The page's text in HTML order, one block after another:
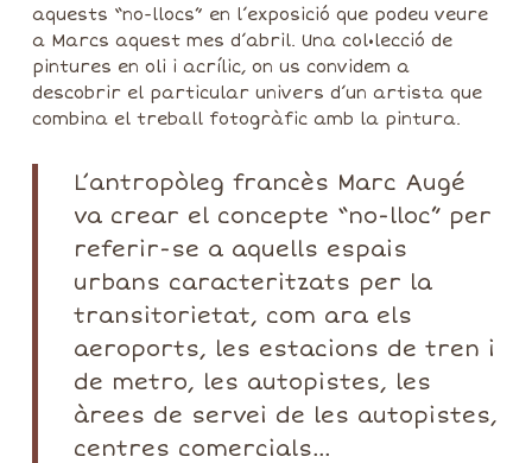
aquests “no-llocs” en l’exposició que podeu veure
a Marcs aquest mes d’abril. Una col•lecció de
pintures en oli i acrílic, on us convidem a
descobrir el particular univers d’un artista que
combina el treball fotogràfic amb la pintura.
L’antropòleg francès Marc Augé
va crear el concepte “no-lloc” per
referir-se a aquells espais
urbans caracteritzats per la
transitorietat, com ara els
aeroports, les estacions de tren i
de metro, les autopistes, les
àrees de servei de les autopistes,
centres comercials…